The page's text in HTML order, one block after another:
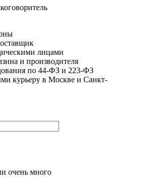
лицами
и производителя
по 44-ФЗ и 223-ФЗ
курьеру в Москве и Санкт-